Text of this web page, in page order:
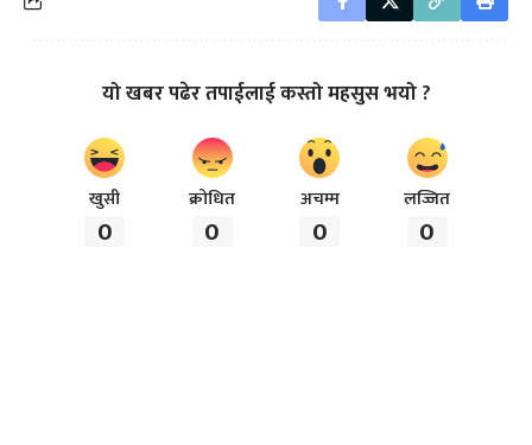
यो खबर पढेर तपाईलाई कस्तो महसुस भयो ?
खुसी
0
क्रोधित
0
अचम्म
0
लज्जित
0